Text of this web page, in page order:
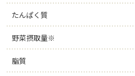
たんぱく質
野菜摂取量※
脂質